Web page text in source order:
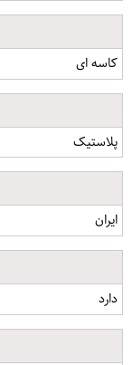
کاسه ای
پلاستیک
ایران
دارد